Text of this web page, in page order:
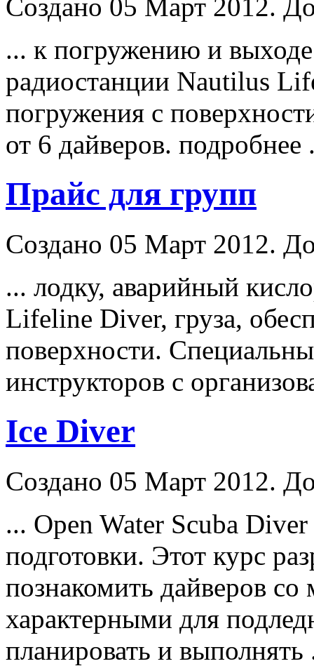
Создано 05 Март 2012.
... к погружению и
радиостанции Nautilus
погружения с
от 6 дайверов. подробнее
Прайс для групп
Создано 05 Март 2012.
... лодку, аварийный
Lifeline Diver, груза,
поверхности.
инструкторов с
Ice Diver
Создано 05 Март 2012.
... Open Water Scuba Diver
подготовки. Этот курс
познакомить дайверов
характерными для
планировать и выполнять